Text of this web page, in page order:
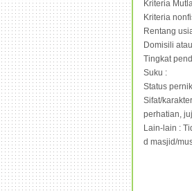
Kriteria
Kriteria
Rentang
Domisili
Tingkat
Suku :
Status
Sifat/
perhatian,
Lain-lain :
d masjid/